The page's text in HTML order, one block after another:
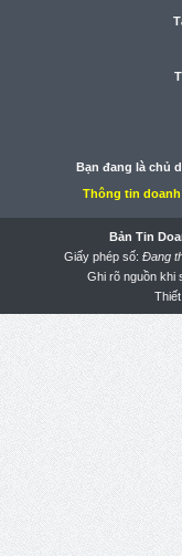
Bạn đang là chủ
Thông tin
Bản Tin
Giấy phép số: Đang
Ghi rõ nguồn khi